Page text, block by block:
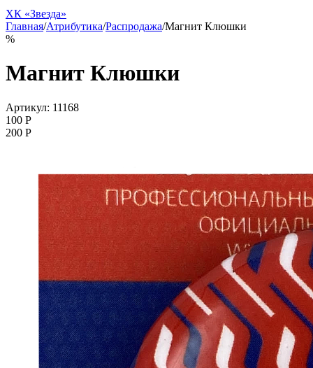
ХК «Звезда»
Главная/Атрибутика/Распродажа/Магнит Клюшки
%
Магнит Клюшки
Артикул: 11168
100 P
200 P